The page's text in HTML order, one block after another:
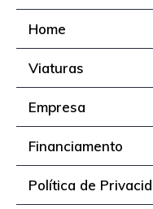
Home
Viaturas
Empresa
Financiamento
Política de